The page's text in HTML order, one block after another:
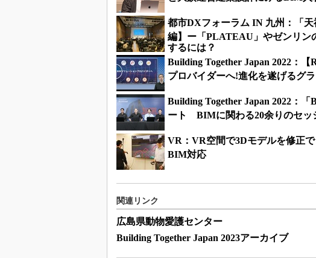
都市DXフォーラム IN 九州：「
編】ー「PLATEAU」やゼンリン
するには？
Building Together Japan 2022：
プロバイダーへ!進化を遂げるグ
Building Together Japan 2022：
ート BIMに関わる20余りのセッ
VR：VR空間で3Dモデルを修正
BIM対応
関連リンク
広島県動物愛護センター
Building Together Japan 2023アーカイブ